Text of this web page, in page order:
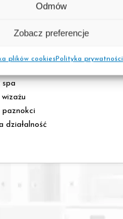
Odmów
Zobacz preferencje
plików cookiesPolityka prywatności
odnowy biologicznej
spa
paznokci
działalność